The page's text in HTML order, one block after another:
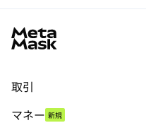
取引
マネー 新規